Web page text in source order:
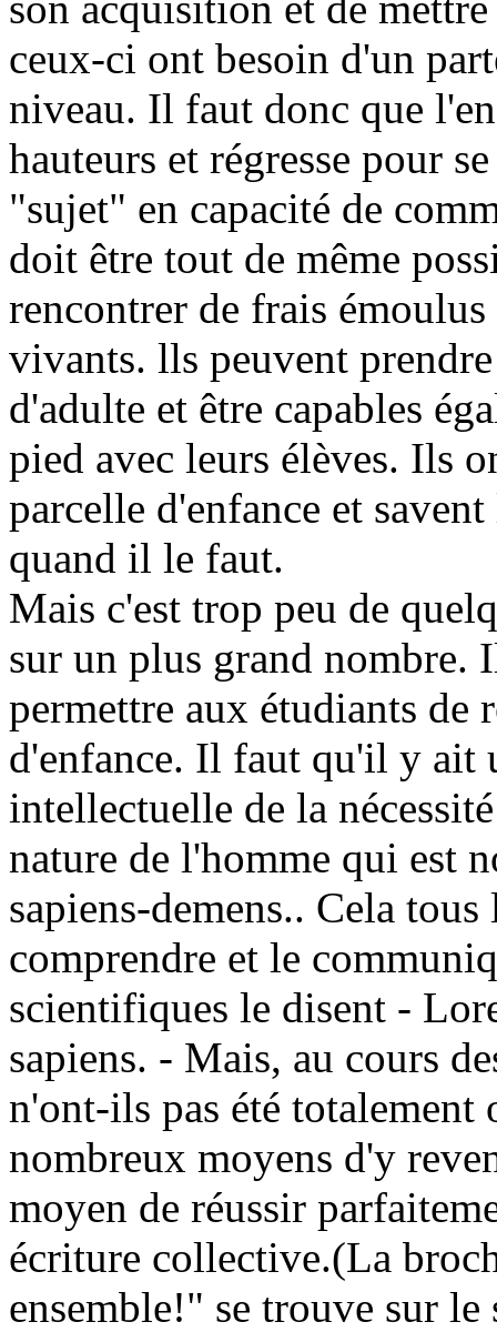
ceux-ci ont besoin d'un
niveau. Il faut donc que
hauteurs et régresse pour
"sujet" en capacité de
doit être tout de même
rencontrer de frais
vivants. lls peuvent
d'adulte et être capables
pied avec leurs élèves. Ils
parcelle d'enfance et
quand il le faut.
Mais c'est trop peu de
sur un plus grand nombre.
permettre aux étudiants de
d'enfance. Il faut qu'il y ait
intellectuelle de la
nature de l'homme qui est
sapiens-demens.. Cela
comprendre et le
scientifiques le disent -
sapiens. - Mais, au cours
n'ont-ils pas été
nombreux moyens d'y
moyen de réussir
écriture collective.(La
ensemble!" se trouve sur